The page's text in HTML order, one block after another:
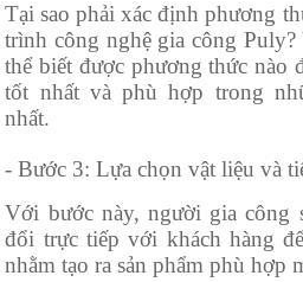
Tại sao phải xác định phương
trình công nghệ gia công
thể biết được phương thức nào
tốt nhất và phù hợp trong
nhất.
- Bước 3: Lựa chọn vật liệu và
Với bước này, người gia công
đổi trực tiếp với khách hàng
nhằm tạo ra sản phẩm phù hợp